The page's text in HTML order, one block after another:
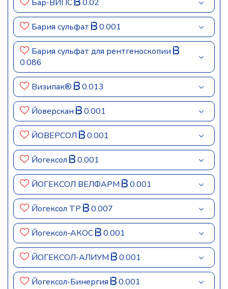
Бар-ВИПС 0.02
Бария сульфат 0.001
Бария сульфат для рентгеноскопии
0.086
Визипак® 0.013
Йоверскан 0.001
ЙОВЕРСОЛ 0.001
Йогексол 0.001
ЙОГЕКСОЛ ВЕЛФАРМ 0.001
Йогексол ТР 0.007
Йогексол-АКОС 0.001
ЙОГЕКСОЛ-АЛИУМ 0.001
Йогексол-Бинергия 0.001